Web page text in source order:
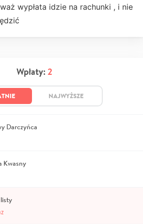
wypłata idzie na rachunki , i nie
Wpłaty: 2
NAJWYŻSZE
Darczyńca
Kwasny